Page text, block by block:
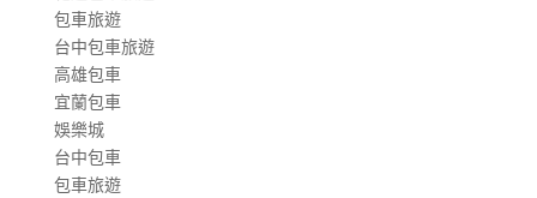
包車旅遊
台中包車旅遊
高雄包車
宜蘭包車
娛樂城
台中包車
包車旅遊